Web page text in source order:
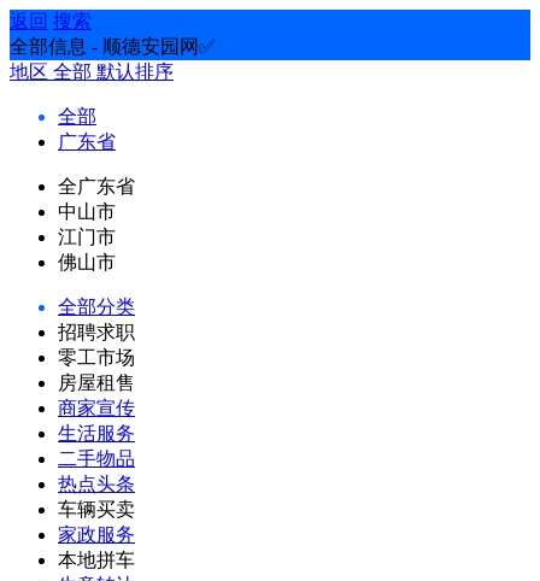
返回 搜索
全部信息 - 顺德安园网✅
地区 全部 默认排序
全部
广东省
全广东省
中山市
江门市
佛山市
全部分类
招聘求职
零工市场
房屋租售
商家宣传
生活服务
二手物品
热点头条
车辆买卖
家政服务
本地拼车